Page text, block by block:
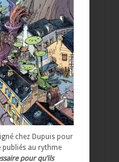
chez Dupuis pour
publiés au rythme
pour qu’ils